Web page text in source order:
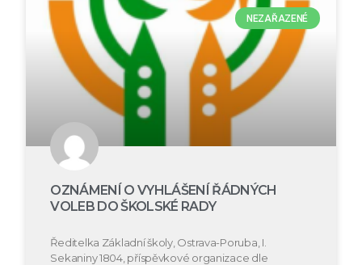
NEZAŘAZENÉ
OZNÁMENÍ O VYHLÁŠENÍ ŘÁDNÝCH
VOLEB DO ŠKOLSKÉ RADY
Ředitelka Základní školy, Ostrava-Poruba, I.
Sekaniny 1804, příspěvkové organizace dle